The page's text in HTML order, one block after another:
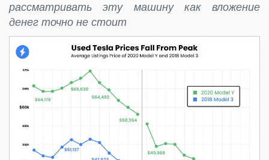
рассматривать эту машину как вложение
денег точно не стоит